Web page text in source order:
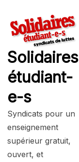
content
Solidaires
étudiant-
e-s
Syndicats pour un
enseignement
supérieur gratuit,
ouvert, et